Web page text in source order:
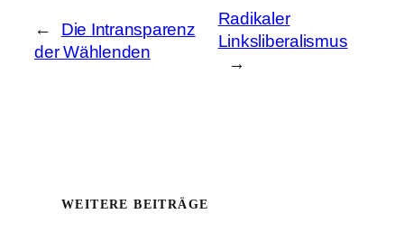
←
Die Intransparenz
der Wählenden
Radikaler
Linksliberalismus
→
WEITERE BEITRÄGE